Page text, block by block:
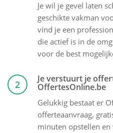
Je wil je gevel laten
geschikte vakman
vind je een
die actief is in de
voor de best
2 Je verstuurt je
OffertesOnline.be
Gelukkig bestaat er
offerteaanvraag,
minuten opstellen